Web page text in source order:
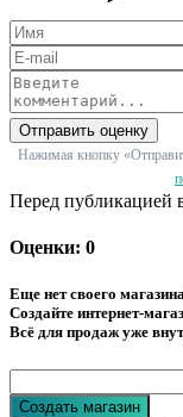
Отправить оценку
Нажимая кнопку
Перед публикацией
Оценки: 0
Еще нет своего
Создайте интернет-
Всё для продаж уже
Создать магазин